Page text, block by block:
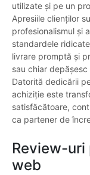
utilizate și pe un
Apresiile clienților
profesionalismul și
standardele
livrare promptă și
sau chiar
Datorită dedicării
achiziție este
satisfăcătoare,
ca partener de
Review-
web